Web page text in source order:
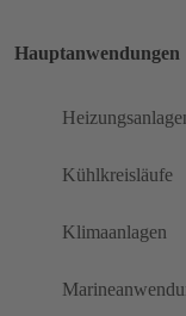
Hauptanwendungen
Kühlkreisläufe
Klimaanlagen